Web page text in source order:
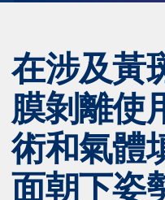
在涉及黃
膜剝離使
術和氣體
面朝下姿